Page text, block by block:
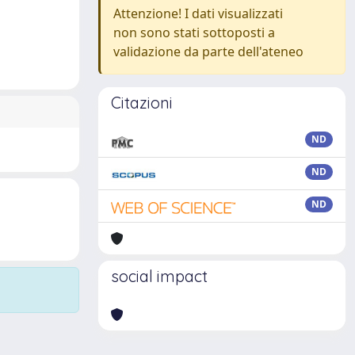
Attenzione! I dati visualizzati
non sono stati sottoposti a
validazione da parte dell'ateneo
Citazioni
ND
ND
ND
social impact